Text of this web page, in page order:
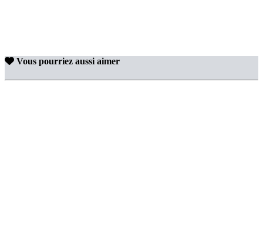
Vous pourriez aussi aimer